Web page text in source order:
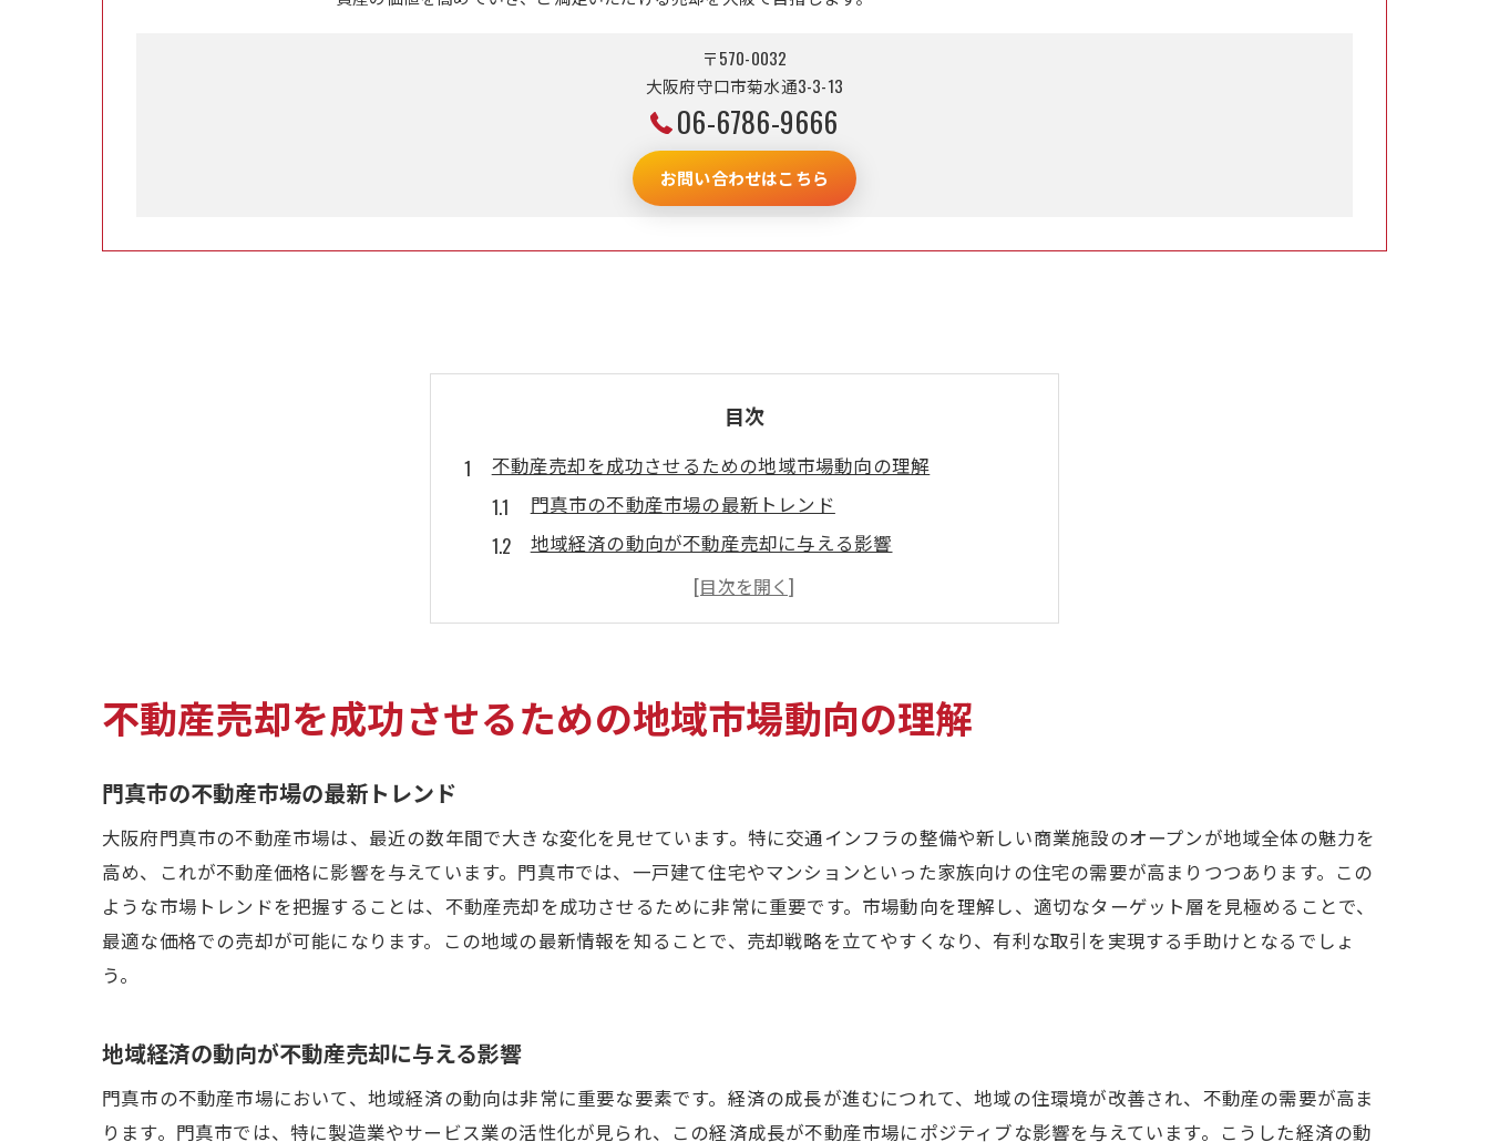
〒570-0032
大阪府守口市菊水通3-3-13
06-6786-9666
お問い合わせはこちら
目次
不動産売却を成功させるための地域市場動向の理解
門真市の不動産市場の最新トレンド
地域経済の動向が不動産売却に与える影響
門真市での不動産価格推移の分析
近隣地域と比較した門真市の不動産市場の特徴
門真市の不動産需要と供給のバランス
門真市で不動産売却を最大限に活かす具体的アプローチ
買い手の心を掴むための物件プレゼンテーション
地域イベントや情報を活用した売却促進方法
プロフェッショナルの助言を受けるタイミング
売却を成功させるための物件準備
門真市で不動産エージェントを選ぶ際のポイント
不動産売却を成功させるための地域市場動向の理解
門真市の不動産市場の最新トレンド
大阪府門真市の不動産市場は、最近の数年間で大きな変化を見せています。特に交通インフラの整備や新しい商業施設のオープンが地域全体の魅力を
高め、これが不動産価格に影響を与えています。門真市では、一戸建て住宅やマンションといった家族向けの住宅の需要が高まりつつあります。この
ような市場トレンドを把握することは、不動産売却を成功させるために非常に重要です。市場動向を理解し、適切なターゲット層を見極めることで、
最適な価格での売却が可能になります。この地域の最新情報を知ることで、売却戦略を立てやすくなり、有利な取引を実現する手助けとなるでしょ
う。
地域経済の動向が不動産売却に与える影響
門真市の不動産市場において、地域経済の動向は非常に重要な要素です。経済の成長が進むにつれて、地域の住環境が改善され、不動産の需要が高ま
ります。門真市では、特に製造業やサービス業の活性化が見られ、この経済成長が不動産市場にポジティブな影響を与えています。こうした経済の動